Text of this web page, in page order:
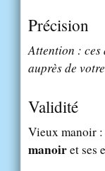
Précision
Attention : ces
auprès de
Validité
Vieux manoir
manoiret ses